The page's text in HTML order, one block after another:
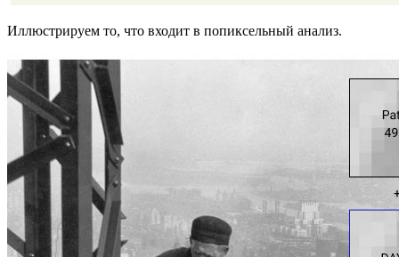
Иллюстрируем то, что входит в попиксельный анализ.